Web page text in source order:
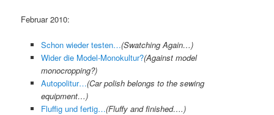
Februar 2010:
Schon wieder testen…(Swatching Again…)
Wider die Model-Monokultur?(Against model
monocropping?)
Autopolitur…(Car polish belongs to the sewing
equipment…)
Fluffig und fertig…(Fluffy and finished….)